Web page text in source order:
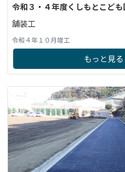
令和３・４年度くしもとこど
舗装工
令和４年１０月竣工
もっと見る